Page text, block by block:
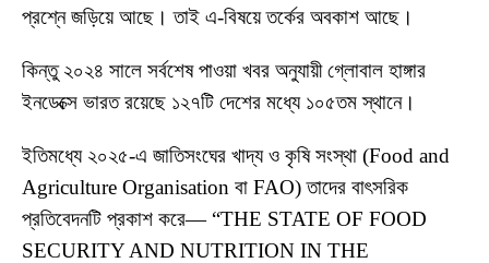
প্রশ্নে জড়িয়ে আছে। তাই এ-বিষয়ে তর্কের অবকাশ আছে।
কিন্তু ২০২৪ সালে সর্বশেষ পাওয়া খবর অনুযায়ী গ্লোবাল হাঙ্গার
ইনডেক্সে ভারত রয়েছে ১২৭টি দেশের মধ্যে ১০৫তম স্থানে।
ইতিমধ্যে ২০২৫-এ জাতিসংঘের খাদ্য ও কৃষি সংস্থা (Food and
Agriculture Organisation বা FAO) তাদের বাৎসরিক
প্রতিবেদনটি প্রকাশ করে— “THE STATE OF FOOD
SECURITY AND NUTRITION IN THE